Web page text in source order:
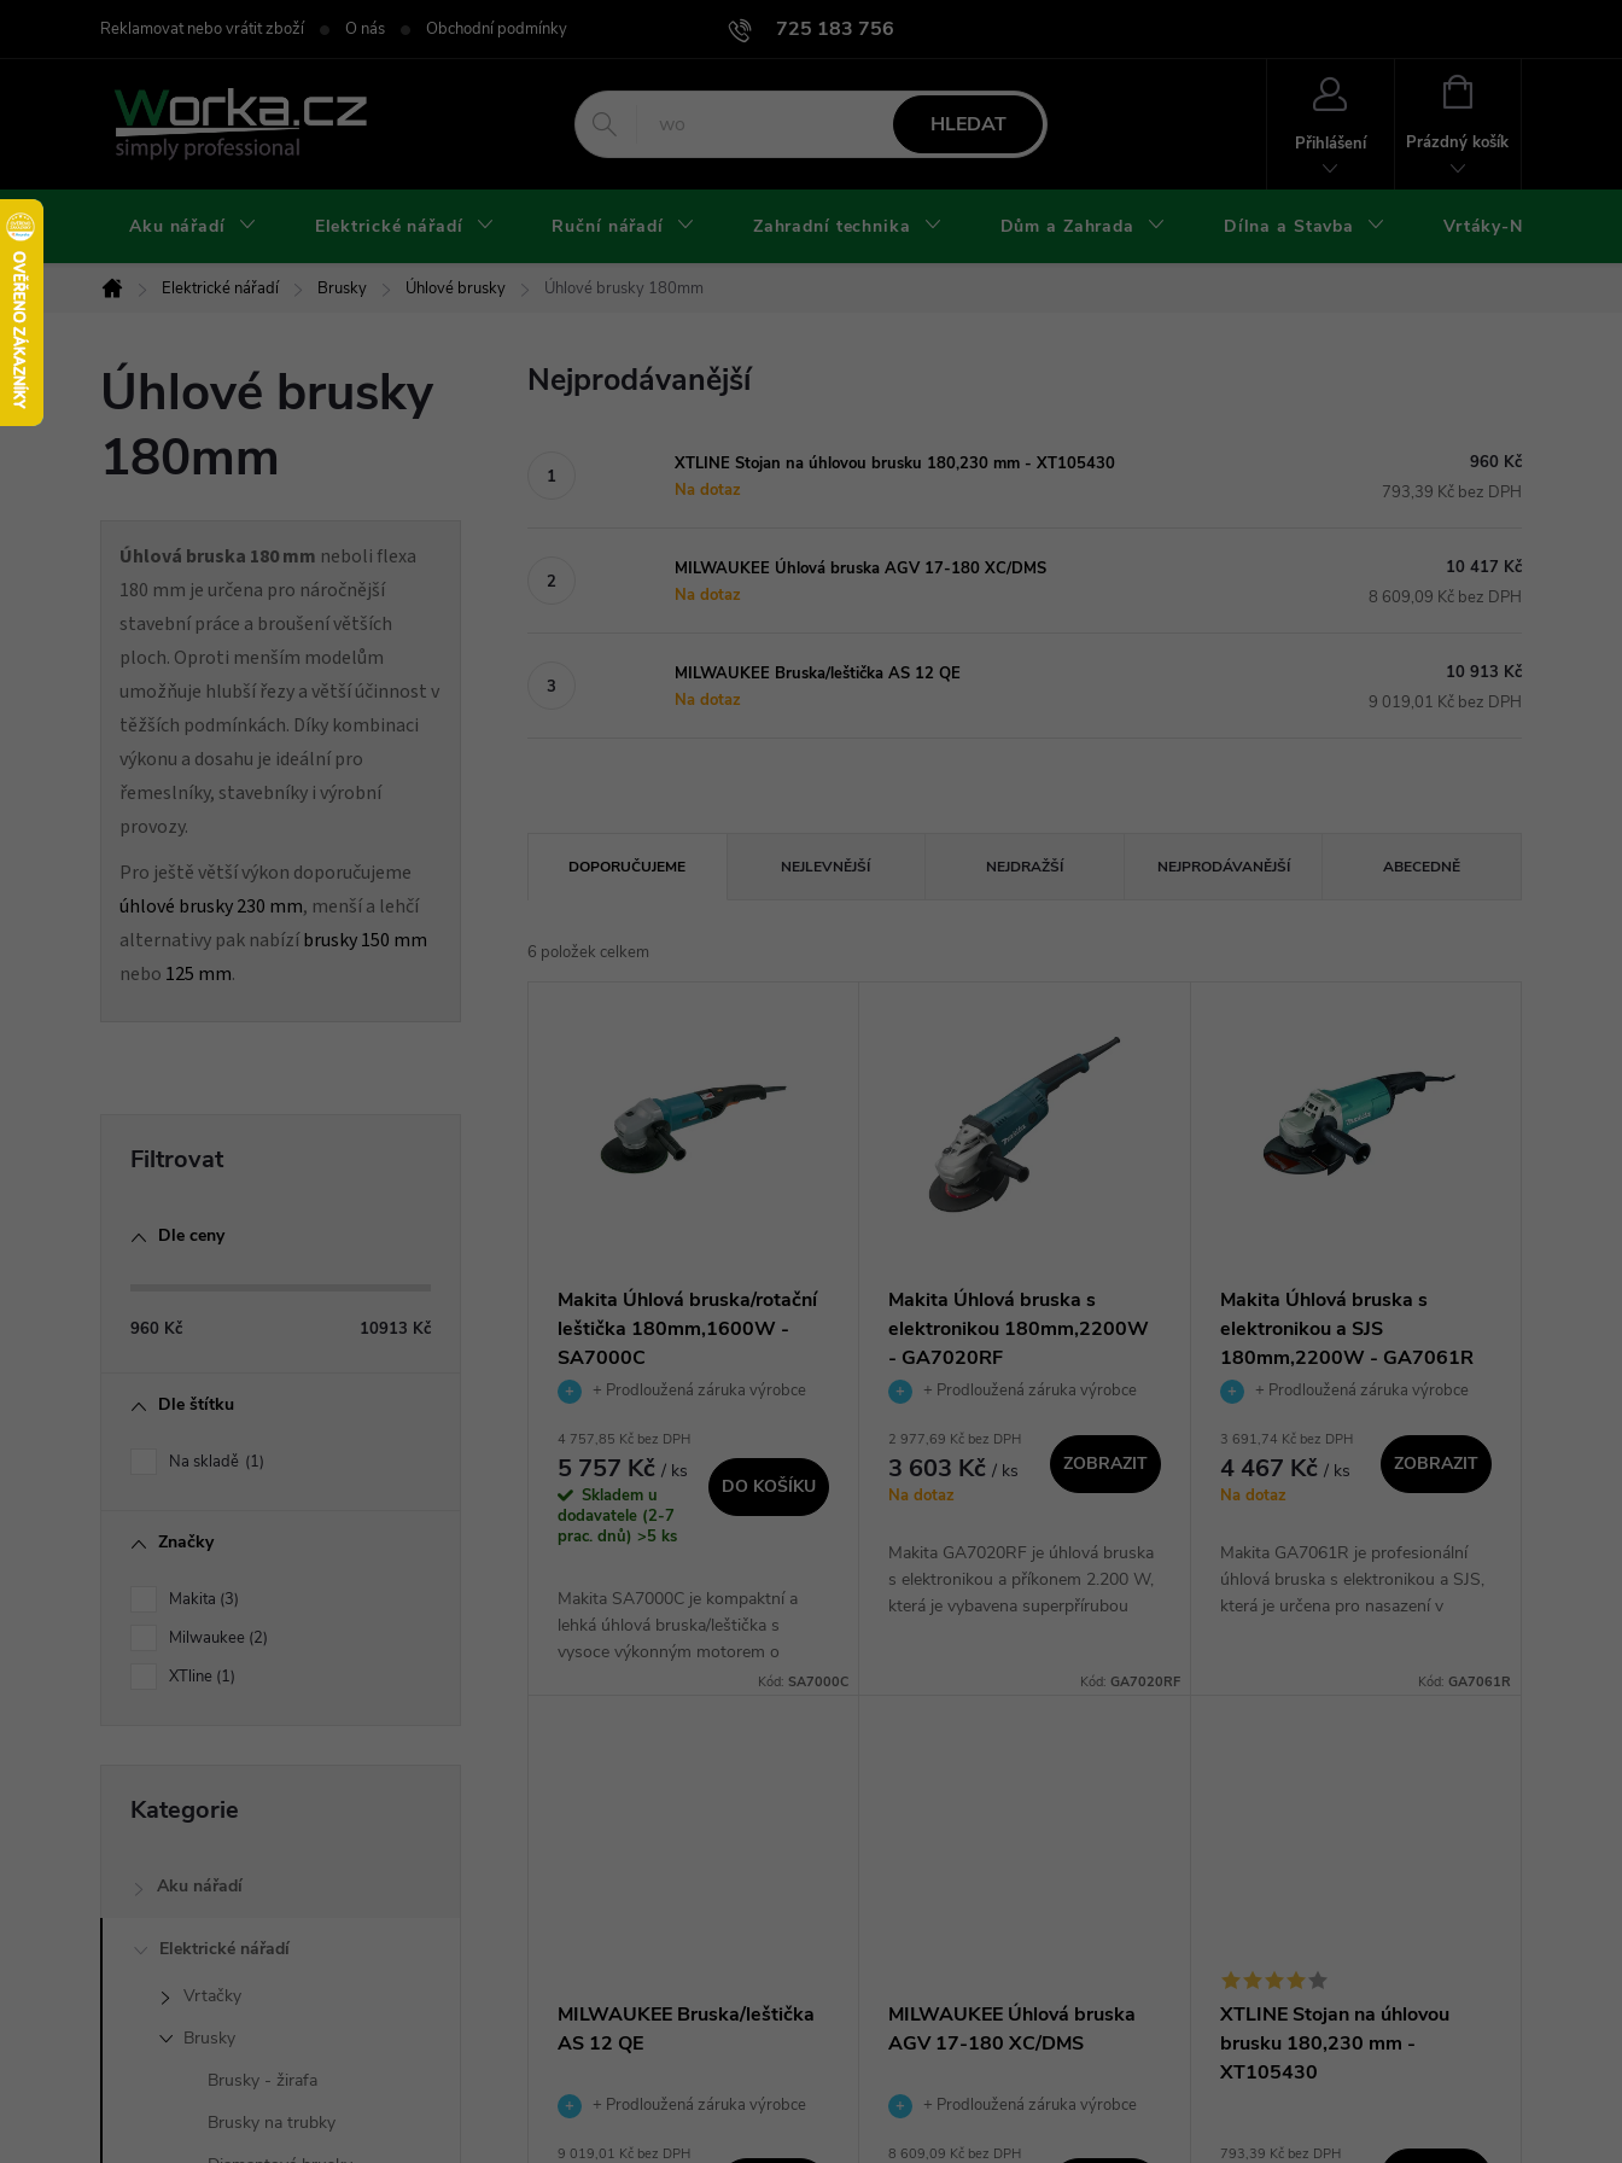
725 183 756
Reklamovat nebo vrátit zboží O nás Obchodní podmínky Podmínky užití webu Podmínky ochrany osobních údajů a cookies
HLEDAT
Přihlášení
NÁKUPNÍ
Prázdný košík
Aku nářadí Elektrické nářadí Ruční nářadí Zahradní technika Dům a Zahrada Dílna a Stavba Vrtáky-Nástroje
Domů
Elektrické nářadí Brusky Úhlové brusky Úhlové brusky 180mm
Úhlové brusky
180mm
Úhlová bruska 180 mm neboli flexa
180 mm je určena pro náročnější
stavební práce a broušení větších
ploch. Oproti menším modelům
umožňuje hlubší řezy a větší účinnost v
těžších podmínkách. Díky kombinaci
výkonu a dosahu je ideální pro
řemeslníky, stavebníky i výrobní
provozy.
Pro ještě větší výkon doporučujeme
úhlové brusky 230 mm, menší a lehčí
alternativy pak nabízíbrusky 150 mm
nebo 125 mm.
l
Dle ceny
960 Kč 10913 Kč
Dle štítku
Na skladě 1
Značky
Makita 3
Milwaukee 2
XTline 1
kategorie
Kategorie
Aku nářadí
Elektrické nářadí
Vrtačky
Brusky
Brusky - žirafa
Brusky na trubky
Nejprodávanější
XTLINE Stojan na úhlovou brusku 180,230 mm - XT105430
Na dotaz
960 Kč
793,39 Kč bez DPH
MILWAUKEE Úhlová bruska AGV 17-180 XC/DMS
Na dotaz
10 417 Kč
8 609,09 Kč bez DPH
MILWAUKEE Bruska/leštička AS 12 QE
Na dotaz
10 913 Kč
9 019,01 Kč bez DPH
z
DOPORUČUJEME NEJLEVNĚJŠÍ NEJDRAŽŠÍ NEJPRODÁVANĚJŠÍ ABECEDNĚ
6 položek celkem
Makita Úhlová bruska/rotační
leštička 180mm,1600W -
SA7000C
+ Prodloužená záruka výrobce
4 757,85 Kč bez DPH
5 757 Kč / ks
Skladem u
dodavatele (2-7
prac. dnů) >5 ks
DO KOŠÍKU
Makita SA7000C je kompaktní a
lehká úhlová bruska/leštička s
vysoce výkonným motorem o
příkonu 1600W. Díky regulátoru
Kód: SA7000C
Makita Úhlová bruska s
elektronikou 180mm,2200W
- GA7020RF
+ Prodloužená záruka výrobce
2 977,69 Kč bez DPH
3 603 Kč/ ks
Na dotaz
ZOBRAZIT
Makita GA7020RF je úhlová bruska
s elektronikou a příkonem 2.200 W,
která je vybavena superpřírubou
Kód: GA7020RF
Makita Úhlová bruska s
elektronikou a SJS
180mm,2200W - GA7061R
+ Prodloužená záruka výrobce
3 691,74 Kč bez DPH
4 467 Kč / ks
Na dotaz
ZOBRAZIT
Makita GA7061R je profesionální
úhlová bruska s elektronikou a SJS,
která je určena pro nasazení v
Kód: GA7061R
MILWAUKEE Bruska/leštička
AS 12 QE
+ Prodloužená záruka výrobce
9 019,01 Kč bez DPH
MILWAUKEE Úhlová bruska
AGV 17-180 XC/DMS
+ Prodloužená záruka výrobce
8 609,09 Kč bez DPH
XTLINE Stojan na úhlovou
brusku 180,230 mm -
XT105430
793,39 Kč bez DPH